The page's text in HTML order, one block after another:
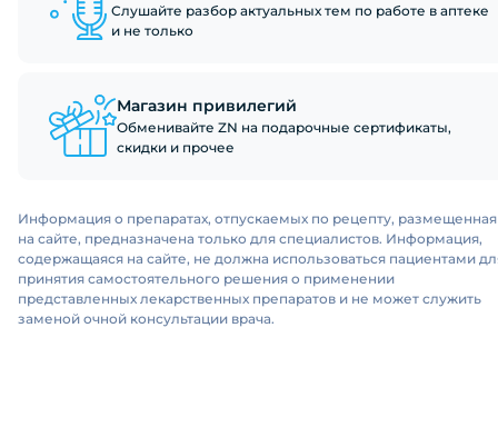
Слушайте разбор актуальных тем по работе в аптеке
и не только
Магазин привилегий
Обменивайте ZN на подарочные сертификаты,
скидки и прочее
Информация о препаратах, отпускаемых по рецепту, размещенная
на сайте, предназначена только для специалистов. Информация,
содержащаяся на сайте, не должна использоваться пациентами
принятия самостоятельного решения о применении
представленных лекарственных препаратов и не может служить
заменой очной консультации врача.